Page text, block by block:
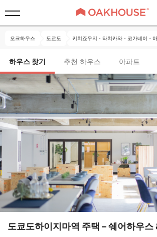
오크하우스 도쿄도 키치죠우지・타치카와・코가네이・
하우스 찾기 추천 하우스 아파트
도쿄도하이지마역 주택 – 쉐어하우스